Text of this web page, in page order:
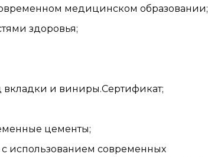
медицинском образовании;
здоровья;
вкладки и виниры.Сертификат;
цементы;
использованием современных